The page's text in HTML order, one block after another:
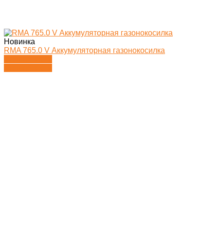
Новинка
RMA 765.0 V Аккумуляторная газонокосилка